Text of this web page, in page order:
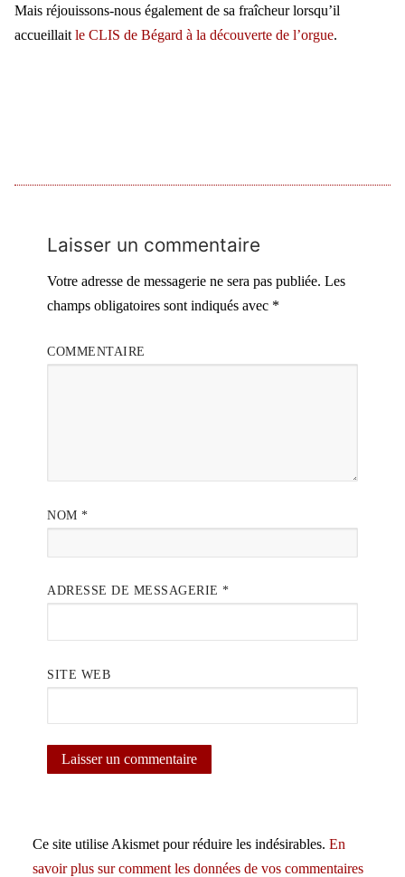
Mais réjouissons-nous également de sa fraîcheur lorsqu’il
accueillait le CLIS de Bégard à la découverte de l’orgue.
Laisser un commentaire
Votre adresse de messagerie ne sera pas publiée. Les
champs obligatoires sont indiqués avec *
COMMENTAIRE
NOM *
ADRESSE DE MESSAGERIE *
SITE WEB
Ce site utilise Akismet pour réduire les indésirables. En
savoir plus sur comment les données de vos commentaires